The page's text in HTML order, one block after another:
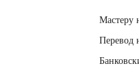
Мастеру
Перевод